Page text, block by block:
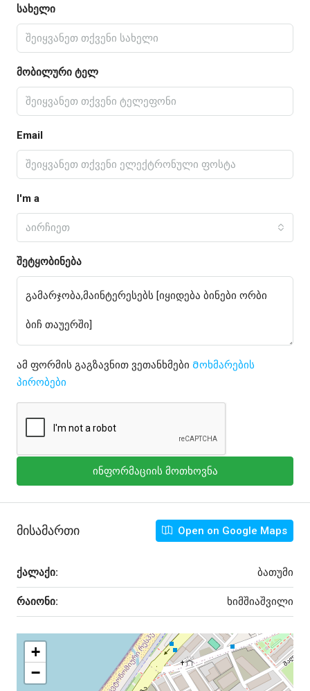
სახელი
მობილური ტელ
Email
I'm a
აირჩიეთ
შეტყობინება
ამ ფორმის გაგზავნით ვეთანხმები Მოხმარების
პირობები
ინფორმაციის მოთხოვნა
Მისამართი Open on Google Maps
ქალაქი: ბათუმი
რაიონი: ხიმშიაშვილი
+
−